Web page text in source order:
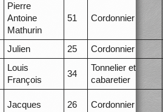
Pierre
Antoine
Mathurin
51 Cordonnier
Julien 25 Cordonnier
Louis
François
34
Tonnelier et
cabaretier
Jacques 26 Cordonnier